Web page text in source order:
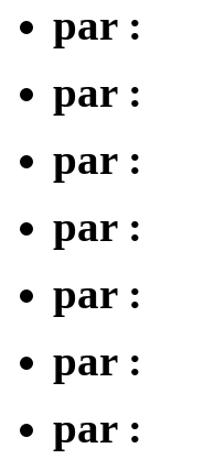
par :
par :
par :
par :
par :
par :
par :